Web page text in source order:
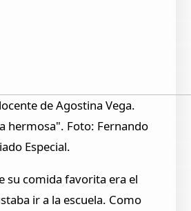
de Agostina Vega.
hermosa". Foto: Fernando
Especial.
su comida favorita era el
ir a la escuela. Como